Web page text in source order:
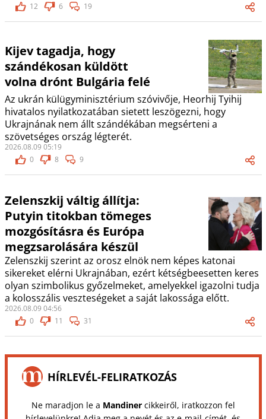
12
6 19
Kijev tagadja, hogy
szándékosan küldött
volna drónt Bulgária felé
Az ukrán külügyminisztérium szóvivője, Heorhij Tyihij
hivatalos nyilatkozatában sietett leszögezni, hogy
Ukrajnának nem állt szándékában megsérteni a
szövetséges ország légterét.
2026.08.09 05:19
0
8 9
Zelenszkij váltig állítja:
Putyin titokban tömeges
mozgósításra és Európa
megzsarolására készül
Zelenszkij szerint az orosz elnök nem képes katonai
sikereket elérni Ukrajnában, ezért kétségbeesetten keres
olyan szimbolikus győzelmeket, amelyekkel igazolni tudja
a kolosszális veszteségeket a saját lakossága előtt.
2026.08.09 04:56
0
11 31
HÍRLEVÉL-FELIRATKOZÁS
Ne maradjon le a Mandinercikkeiről, iratkozzon fel